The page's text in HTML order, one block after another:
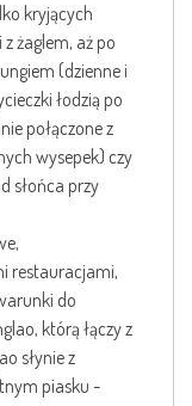
kryjących
żaglem, aż po
(dzienne i
łodzią po
połączone z
wysepek) czy
słońca przy
restauracjami,
do
którą łączy z
słynie z
piasku -